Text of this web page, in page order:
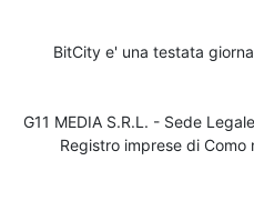
BitCity e' una testata
G11 MEDIA S.R.L. - Sede
Registro imprese di Como